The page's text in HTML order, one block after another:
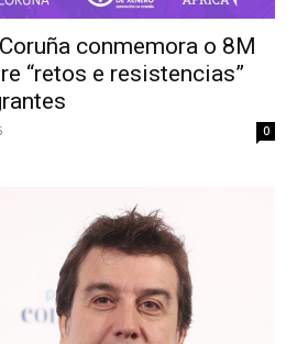
conmemora o 8M
“retos e resistencias”
0